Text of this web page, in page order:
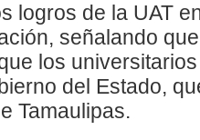
logros de la UAT
señalando
los
del Estado,
Tamaulipas.